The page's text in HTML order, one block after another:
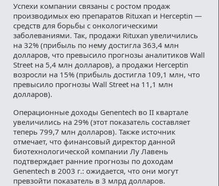
Успехи компании связаны с ростом продаж
производимых ею препаратов Rituxan и Herceptin —
средств для борьбы с онкологическими
заболеваниями. Так, продажи Rituxan увеличились
на 32% (прибыль по нему достигла 363,4 млн
долларов, что превысило прогнозы аналитиков Wall
Street на 5,4 млн долларов), а продажи Herceptin
возросли на 15% (прибыль достигла 109,1 млн, что
превысило прогнозы Wall Street на 11,1 млн
долларов).
Операционные доходы Genentech во II квартале
увеличились на 29% (этот показатель составляет
теперь 799,7 млн долларов). Также источник
отмечает, что финансовый директор данной
биотехнологической компании Лу Лавень
подтверждает ранние прогнозы по доходам
Genentech в 2003 г.: ожидается, что они могут
превзойти показатель в 3 млрд долларов.